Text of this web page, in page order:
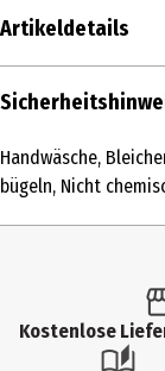
Artikeldetails
Inhalt
Produkttyp
Artikelnummer
Handwäsche,
bügeln, Nicht
Kostenlose